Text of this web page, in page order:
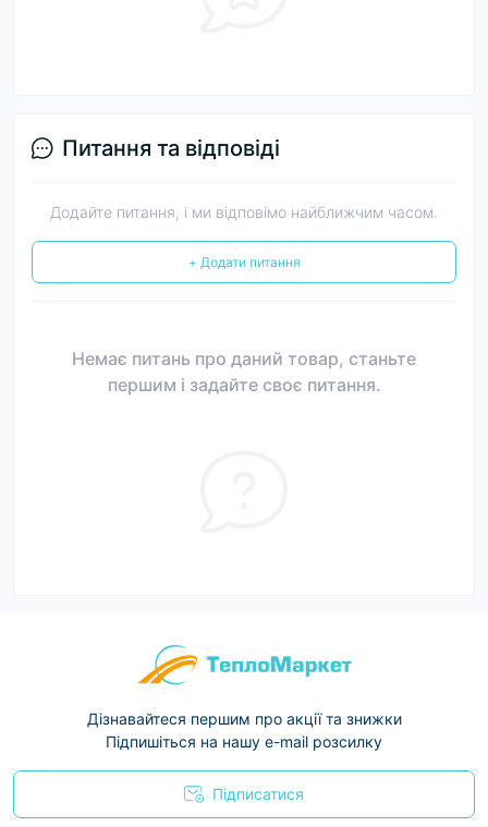
Питання та відповіді
Додайте питання, і ми відповімо найближчим часом.
+ Додати питання
Немає питань про даний товар, станьте
першим і задайте своє питання.
Дізнавайтеся першим про акції та знижки
Підпишіться на нашу e-mail розсилку
Підписатися